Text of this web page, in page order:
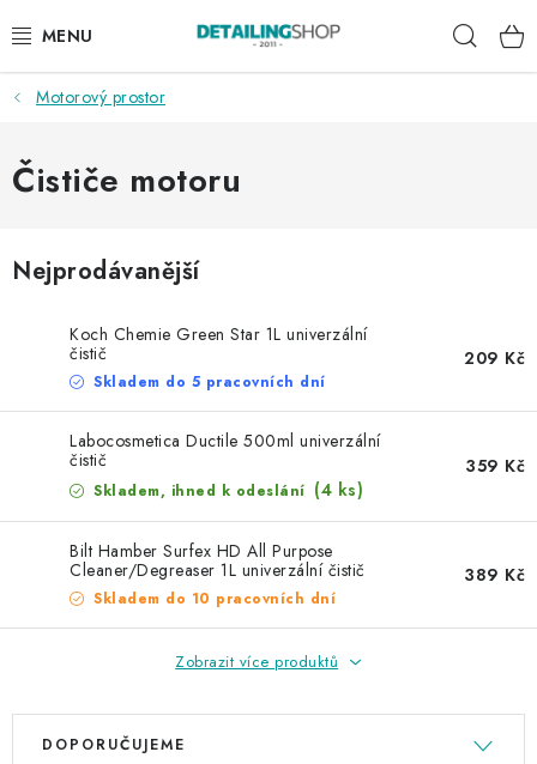
na
AKCE
NOVINKY
INTERIÉR
PŘÍSLUŠENSTVÍ
DÁRKOVÉ SADY A POUKAZY
NAŠE SLUŽBY
KONTAKTY
PRODÁVANÉ ZNAČKY
Motorový prostor
Čističe motoru
Nejprodávanější
Koch Chemie Green Star 1L univerzální
čistič
Skladem do 5 pracovních dní
209 Kč
Labocosmetica Ductile 500ml univerzální
čistič
Skladem, ihned k odeslání (4 ks)
359 Kč
Bilt Hamber Surfex HD All Purpose
Cleaner/Degreaser 1L univerzální čistič
Skladem do 10 pracovních dní
389 Kč
Zobrazit více produktů
V
Ř
DOPORUČUJEME